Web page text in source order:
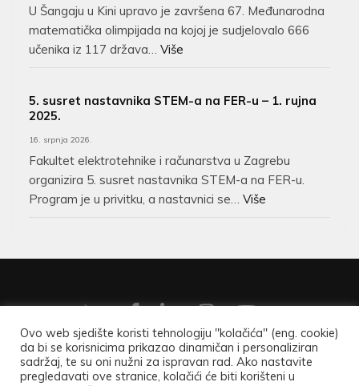
U Šangaju u Kini upravo je završena 67. Međunarodna
matematička olimpijada na kojoj je sudjelovalo 666
učenika iz 117 država… Više
5. susret nastavnika STEM-a na FER-u – 1. rujna
2025.
16. srpnja 2026.
Fakultet elektrotehnike i računarstva u Zagrebu
organizira 5. susret nastavnika STEM-a na FER-u.
Program je u privitku, a nastavnici se… Više
Copyright ©2026Hrvatsko matematičko društvo. Opći
Ovo web sjedište koristi tehnologiju "kolačića" (eng. cookie)
da bi se korisnicima prikazao dinamičan i personaliziran
sadržaj, te su oni nužni za ispravan rad. Ako nastavite
pregledavati ove stranice, kolačići će biti korišteni u